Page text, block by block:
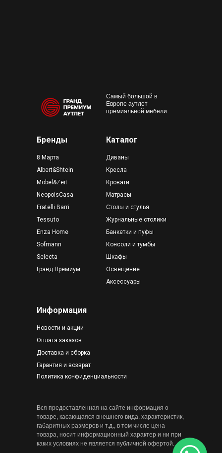
Кресла
Столы и стулья
Матрасы
Шкафы
Освещение
Диваны
Журнальные столики
Банкетки и пуфы
Аксессуары
Консоли и тумбы
Кровати
Вся предоставленная на сайте информация о
товаре, касающаяся внешнего вида, характеристик,
габаритных размеров и т.д., в том числе цена
товара, носит информационный характер и ни при
каких условиях не является публичной офертой.
Самый большой в
Европе аутлет
премиальной мебели
Каталог
Информация
Бренды
Оплата заказов
Доставка и сборка
Гарантия и возврат
Политика конфиденциальности
Mobel&Zeit
Tessuto
8 Марта
Fratelli Barri
Sofmann
Selecta
Enza Home
Albert&Shtein
NeopoisCasa
Новости и акции
Гранд Премиум